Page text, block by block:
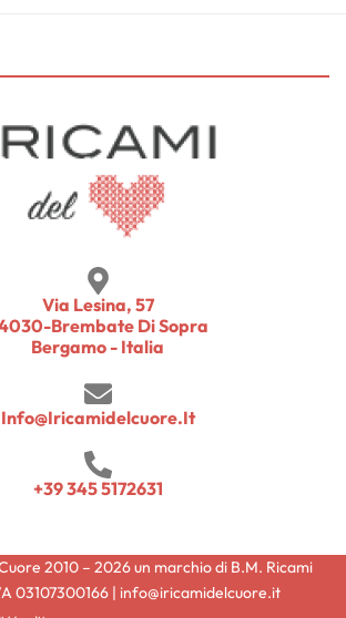
Via Lesina, 57
Brembate Di Sopra
Bergamo - Italia
Info@iricamidelcuore.it
+39 345 5172631
2010 – 2026 un marchio di B.M. Ricami
03107300166 | info@iricamidelcuore.it